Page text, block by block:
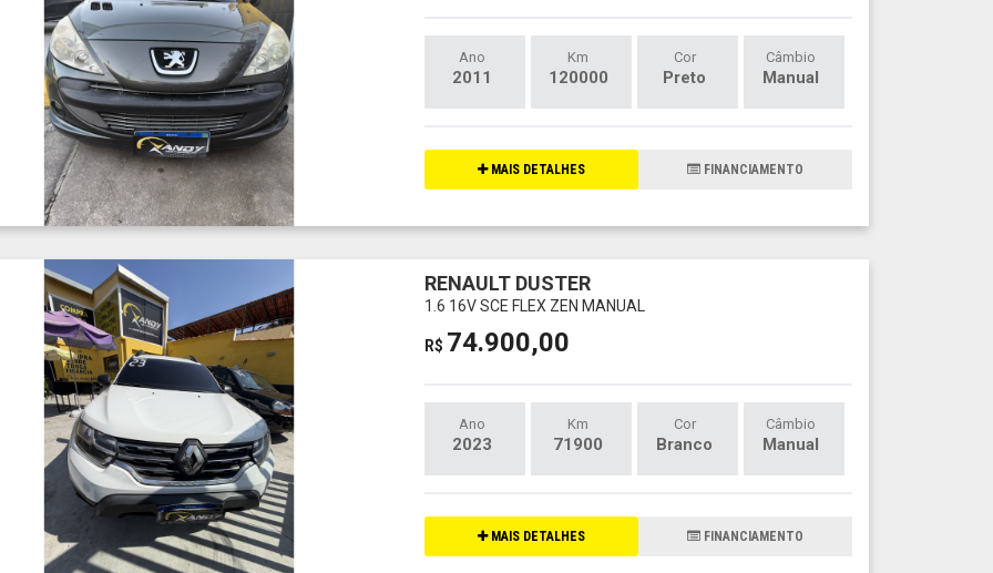
Ano
2011
Km
120000
Cor
Preto
Câmbio
Manual
MAIS DETALHES FINANCIAMENTO
RENAULT DUSTER
1.6 16V SCE FLEX ZEN MANUAL
R$ 74.900,00
Ano
2023
Km
71900
Cor
Branco
Câmbio
Manual
MAIS DETALHES FINANCIAMENTO